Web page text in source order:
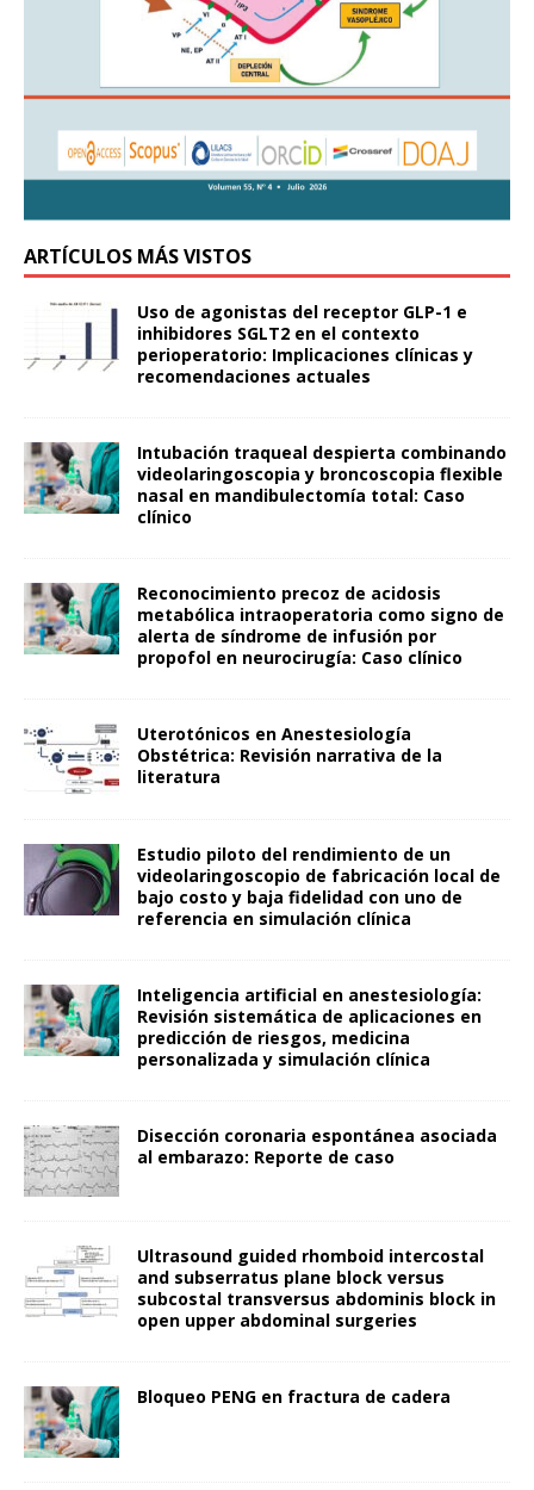
ARTÍCULOS MÁS VISTOS
Uso de agonistas del receptor GLP-1 e
inhibidores SGLT2 en el contexto
perioperatorio: Implicaciones clínicas y
recomendaciones actuales
Intubación traqueal despierta combinando
videolaringoscopia y broncoscopia flexible
nasal en mandibulectomía total: Caso
clínico
Reconocimiento precoz de acidosis
metabólica intraoperatoria como signo de
alerta de síndrome de infusión por
propofol en neurocirugía: Caso clínico
Uterotónicos en Anestesiología
Obstétrica: Revisión narrativa de la
literatura
Estudio piloto del rendimiento de un
videolaringoscopio de fabricación local de
bajo costo y baja fidelidad con uno de
referencia en simulación clínica
Inteligencia artificial en anestesiología:
Revisión sistemática de aplicaciones en
predicción de riesgos, medicina
personalizada y simulación clínica
Disección coronaria espontánea asociada
al embarazo: Reporte de caso
Ultrasound guided rhomboid intercostal
and subserratus plane block versus
subcostal transversus abdominis block in
open upper abdominal surgeries
Bloqueo PENG en fractura de cadera